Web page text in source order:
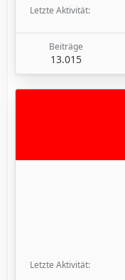
Letzte Aktivität
Beiträge
13.015
Letzte Aktivität